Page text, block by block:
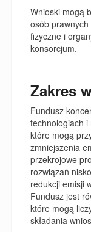
Wnioski mogą
osób
fizyczne i
konsorcjum.
Zakres
Fundusz
technologiach i
które mogą
zmniejszenia
przekrojowe
rozwiązań
redukcji emisji
Fundusz jest
które mogą
składania